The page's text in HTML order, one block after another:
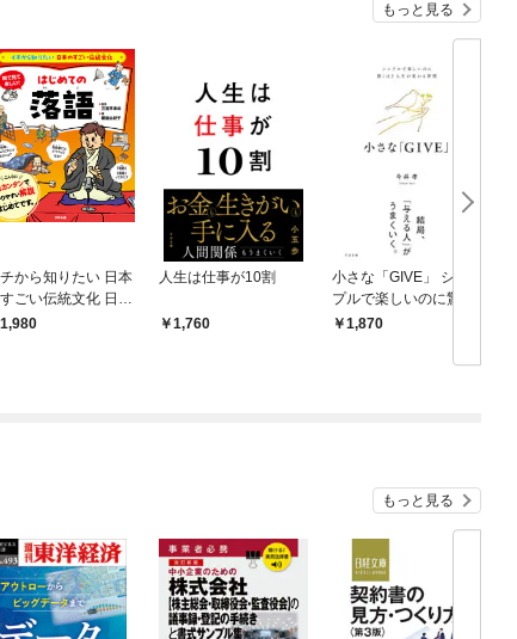
もっと見る
から知りたい 日本
ごい伝統文化 日本
統芸能入門 落語
1,980
人生は仕事が10割
1,760
小さな「GIVE」 シン
プルで楽しいのに驚く
ほど人生が変わる習慣
1,870
もっと見る